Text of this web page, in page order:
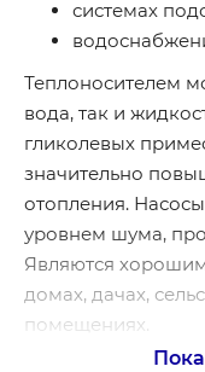
системах
Теплоносителем
вода, так и
гликолевых
значительно
отопления.
уровнем шума,
Являются
домах, дачах,
помещениях.
Насосная часть